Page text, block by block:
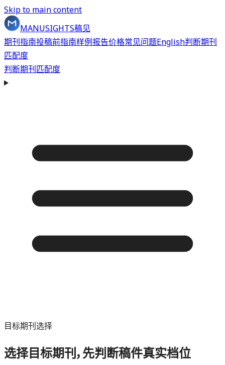
Skip to main content
MANUSIGHTS稿见
期刊指南投稿前指南样例报告价格常见问题English判断期刊
匹配度
判断期刊匹配度
目标期刊选择
选择目标期刊，先判断稿件真实档位